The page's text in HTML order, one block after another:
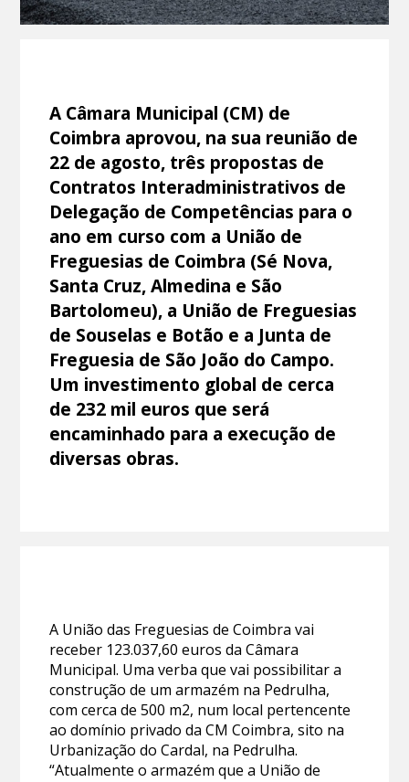
A Câmara Municipal (CM) de
Coimbra aprovou, na sua reunião de
22 de agosto, três propostas de
Contratos Interadministrativos de
Delegação de Competências para o
ano em curso com a União de
Freguesias de Coimbra (Sé Nova,
Santa Cruz, Almedina e São
Bartolomeu), a União de Freguesias
de Souselas e Botão e a Junta de
Freguesia de São João do Campo.
Um investimento global de cerca
de 232 mil euros que será
encaminhado para a execução de
diversas obras.
A União das Freguesias de Coimbra vai
receber 123.037,60 euros da Câmara
Municipal. Uma verba que vai possibilitar a
construção de um armazém na Pedrulha,
com cerca de 500 m2, num local pertencente
ao domínio privado da CM Coimbra, sito na
Urbanização do Cardal, na Pedrulha.
“Atualmente o armazém que a União de